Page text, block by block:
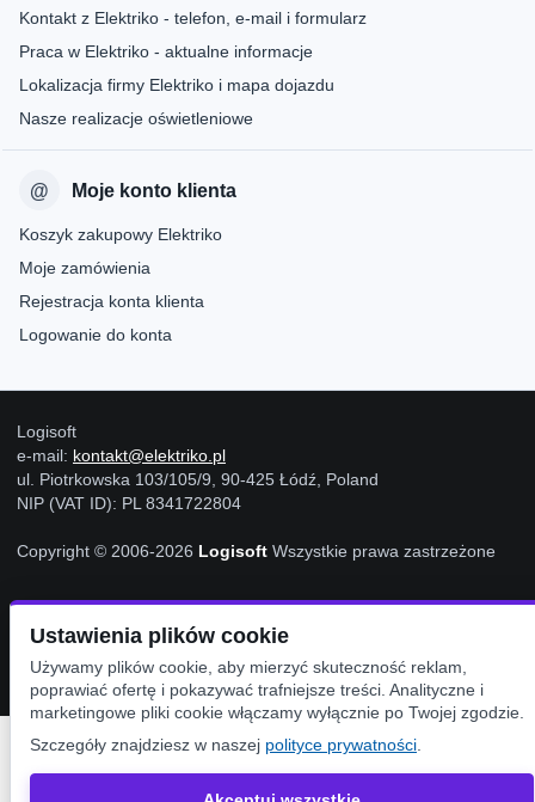
Kontakt z Elektriko - telefon, e-mail i formularz
Praca w Elektriko - aktualne informacje
Lokalizacja firmy Elektriko i mapa dojazdu
Nasze realizacje oświetleniowe
Moje konto klienta
Koszyk zakupowy Elektriko
Moje zamówienia
Rejestracja konta klienta
Logowanie do konta
Logisoft
e-mail: kontakt@elektriko.pl
ul. Piotrkowska 103/105/9, 90-425 Łódź, Poland
NIP (VAT ID): PL 8341722804
Copyright © 2006-2026 Logisoft Wszystkie prawa zastrzeżone
Ustawienia Cookies
Ustawienia plików cookie
Używamy plików cookie, aby mierzyć skuteczność reklam,
poprawiać ofertę i pokazywać trafniejsze treści. Analityczne i
marketingowe pliki cookie włączamy wyłącznie po Twojej zgodzie.
Szczegóły znajdziesz w naszej polityce prywatności